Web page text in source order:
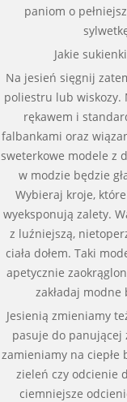
paniom o
Jakie
Na jesień sięgnij
poliestru lub wiskozy.
rękawem i
falbankami oraz
sweterkowe modele z
w modzie będzie
Wybieraj kroje,
wyeksponują zalety.
z luźniejszą,
ciała dołem. Taki
apetycznie
zakładaj modne
Jesienią zmieniamy
pasuje do panującej
zamieniamy na ciepłe
zieleń czy odcienie
ciemniejsze